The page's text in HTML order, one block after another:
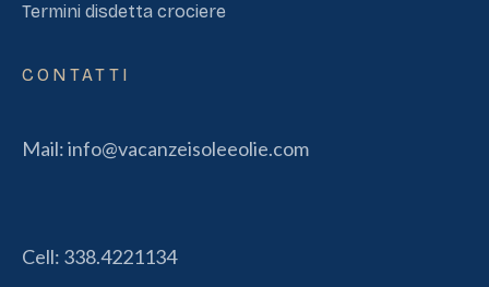
Termini disdetta crociere
CONTATTI
Mail:info@vacanzeisoleeolie.com
Cell: 338.4221134